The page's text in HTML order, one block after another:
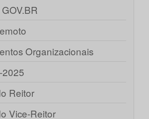
Organizacionais
Reitor
Vice-Reitor